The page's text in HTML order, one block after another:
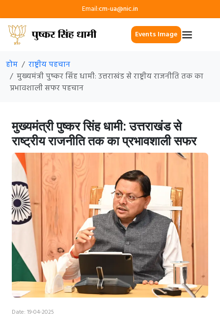
Email:cm-ua@nic.in
Events Image
होम
राष्ट्रीय पहचान
मुख्यमंत्री पुष्कर सिंह धामी: उत्तराखंड से राष्ट्रीय राजनीति तक का
प्रभावशाली सफर पहचान
मुख्यमंत्री पुष्कर सिंह धामी: उत्तराखंड से
राष्ट्रीय राजनीति तक का प्रभावशाली सफर
Date: 19-04-2025